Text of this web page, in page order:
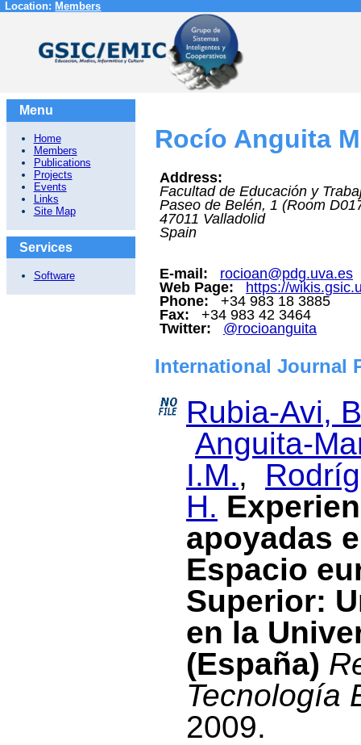
Location: Members
Menu
Home
Members
Publications
Projects
Events
Links
Site Map
Services
Software
Rocío Anguita
Address:
Facultad de Educación y
Paseo de Belén, 1 (Room
47011 Valladolid
Spain
E-mail:
rocioan@pdg.uva.es
Web Page:
https://
Phone:
+34 983 18 3885
Fax:
+34 983 42 3464
Twitter:
@rocioanguita
International Journal
Rubia-Avi,
Anguita-
I.M.,
H.
apoyadas
Espacio
Superior:
en la
(España)
Tecnología
2009.